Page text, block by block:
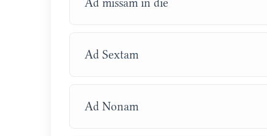
Ad Sextam
Ad Nonam